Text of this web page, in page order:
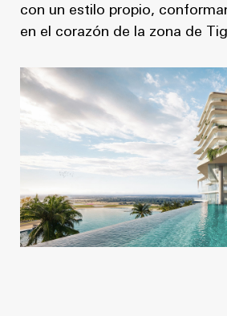
con un estilo propio,
en el corazón de la zona de